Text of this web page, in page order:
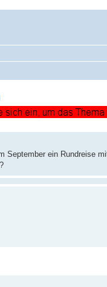
September ein Rundreise